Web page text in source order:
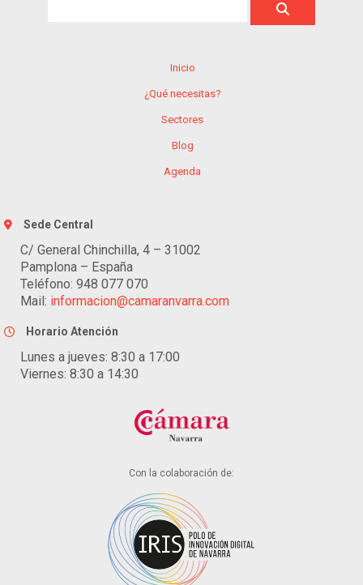
Inicio
¿Qué necesitas?
Sectores
Blog
Agenda
Sede Central
C/ General Chinchilla, 4 – 31002
Pamplona – España
Teléfono: 948 077 070
Mail: informacion@camaranvarra.com
Horario Atención
Lunes a jueves: 8:30 a 17:00
Viernes: 8:30 a 14:30
Con la colaboración de: